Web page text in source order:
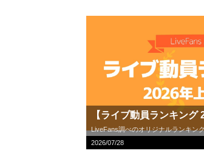
【ライブ動員ランキング
LiveFans調べのオリジナルランキン
2026/07/28